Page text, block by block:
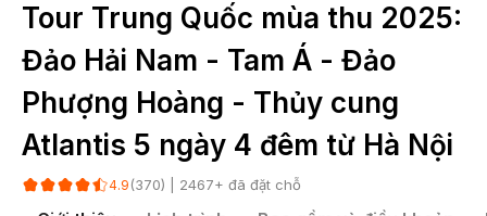
Tour Trung Quốc mùa thu 2025:
Đảo Hải Nam - Tam Á - Đảo
Phượng Hoàng - Thủy cung
Atlantis 5 ngày 4 đêm từ Hà Nội
4.9 (370) | 2467+ đã đặt chỗ